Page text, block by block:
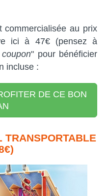
commercialisée au prix
ici à 47€ (pensez à
" pour bénéficier
incluse :
DE CE BON
TRANSPORTABLE